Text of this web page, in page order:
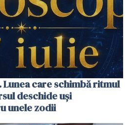
care schimbă ritmul
deschide uși
unele zodii